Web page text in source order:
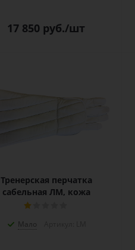
17 850 руб./шт
Тренерская перчатка
сабельная ЛМ, кожа
Мало